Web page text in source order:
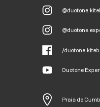
/
Duotone
Praia de